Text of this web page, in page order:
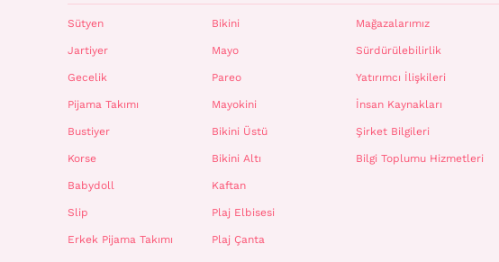
Sütyen
Jartiyer
Gecelik
Pijama Takımı
Bustiyer
Korse
Babydoll
Slip
Erkek Pijama Takımı
Bikini
Mayo
Pareo
Mayokini
Bikini Üstü
Bikini Altı
Kaftan
Plaj Elbisesi
Plaj Çanta
Mağazalarımız
Sürdürülebilirlik
Yatırımcı İlişkileri
İnsan Kaynakları
Şirket Bilgileri
Bilgi Toplumu Hizmetleri